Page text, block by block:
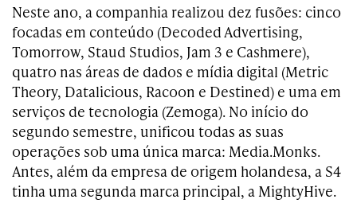
Neste ano, a companhia realizou dez fusões: cinco
focadas em conteúdo (Decoded Advertising,
Tomorrow, Staud Studios, Jam 3 e Cashmere),
quatro nas áreas de dados e mídia digital (Metric
Theory, Datalicious, Racoon e Destined) e uma em
serviços de tecnologia (Zemoga). No início do
segundo semestre, unificou todas as suas
operações sob uma única marca: Media.Monks.
Antes, além da empresa de origem holandesa, a S4
tinha uma segunda marca principal, a MightyHive.